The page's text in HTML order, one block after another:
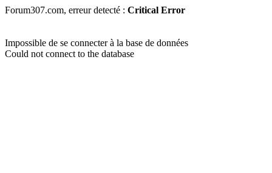
Forum307.com, erreur detecté : Critical Error
Impossible de se connecter à la base de données
Could not connect to the database